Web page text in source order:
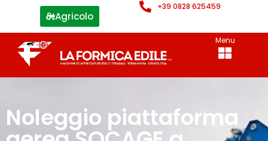
Agricolo
+39 0828 625459
Menu
Noleggio piattaforma